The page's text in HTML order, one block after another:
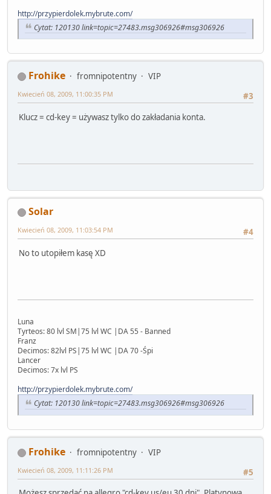
http://przypierdolek.mybrute.com/
Cytat: 120130 link=topic=27483.msg306926#msg306926
Frohike fromnipotentny
VIP
#3
Kwiecień 08, 2009, 11:00:35 PM
Klucz = cd-key = używasz tylko do zakładania konta.
Solar
#4
Kwiecień 08, 2009, 11:03:54 PM
No to utopiłem kasę XD
Luna
Tyrteos: 80 lvl SM|75 lvl WC |DA 55 - Banned
Franz
Decimos: 82lvl PS|75 lvl WC |DA 70 -Śpi
Lancer
Decimos: 7x lvl PS
http://przypierdolek.mybrute.com/
Cytat: 120130 link=topic=27483.msg306926#msg306926
Frohike fromnipotentny
VIP
#5
Kwiecień 08, 2009, 11:11:26 PM